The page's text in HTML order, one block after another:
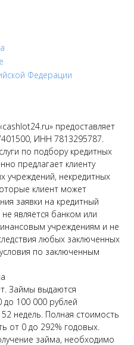
Федерации
предоставляет
ИНН 7813295787.
по подбору кредитных
предлагает клиенту
учреждений, некредитных
клиент может
заявки на кредитный
является банком или
учреждениям и не
любых заключенных
по заключенным
Займы выдаются
100 000 рублей
недель. Полная стоимость
от 0 до 292% годовых.
займа, необходимо